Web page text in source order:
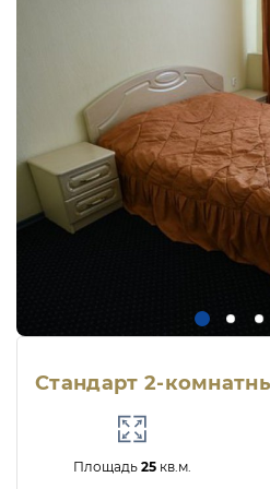
Стандарт 2-
Площадь 25кв.м.